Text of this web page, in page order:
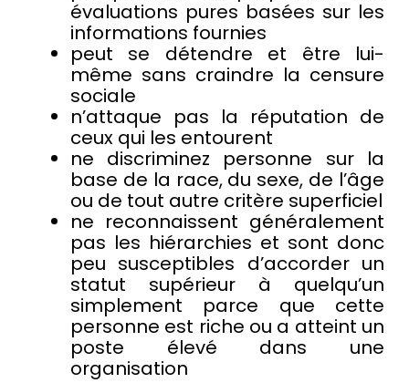
évaluations pures basées sur les
informations fournies
peut se détendre et être lui-
même sans craindre la censure
sociale
n’attaque pas la réputation de
ceux qui les entourent
ne discriminez personne sur la
base de la race, du sexe, de l’âge
ou de tout autre critère superficiel
ne reconnaissent généralement
pas les hiérarchies et sont donc
peu susceptibles d’accorder un
statut supérieur à quelqu’un
simplement parce que cette
personne est riche ou a atteint un
poste élevé dans une
organisation